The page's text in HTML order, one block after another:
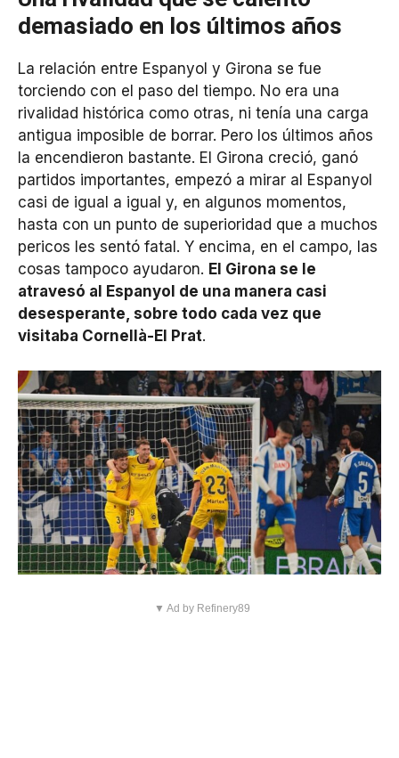
demasiado en los últimos años
La relación entre Espanyol y Girona se fue
torciendo con el paso del tiempo. No era una
rivalidad histórica como otras, ni tenía una carga
antigua imposible de borrar. Pero los últimos años
la encendieron bastante. El Girona creció, ganó
partidos importantes, empezó a mirar al Espanyol
casi de igual a igual y, en algunos momentos,
hasta con un punto de superioridad que a muchos
pericos les sentó fatal. Y encima, en el campo, las
cosas tampoco ayudaron. El Girona se le
atravesó al Espanyol de una manera casi
desesperante, sobre todo cada vez que
visitaba Cornellà-El Prat.
▼ Ad by Refinery89